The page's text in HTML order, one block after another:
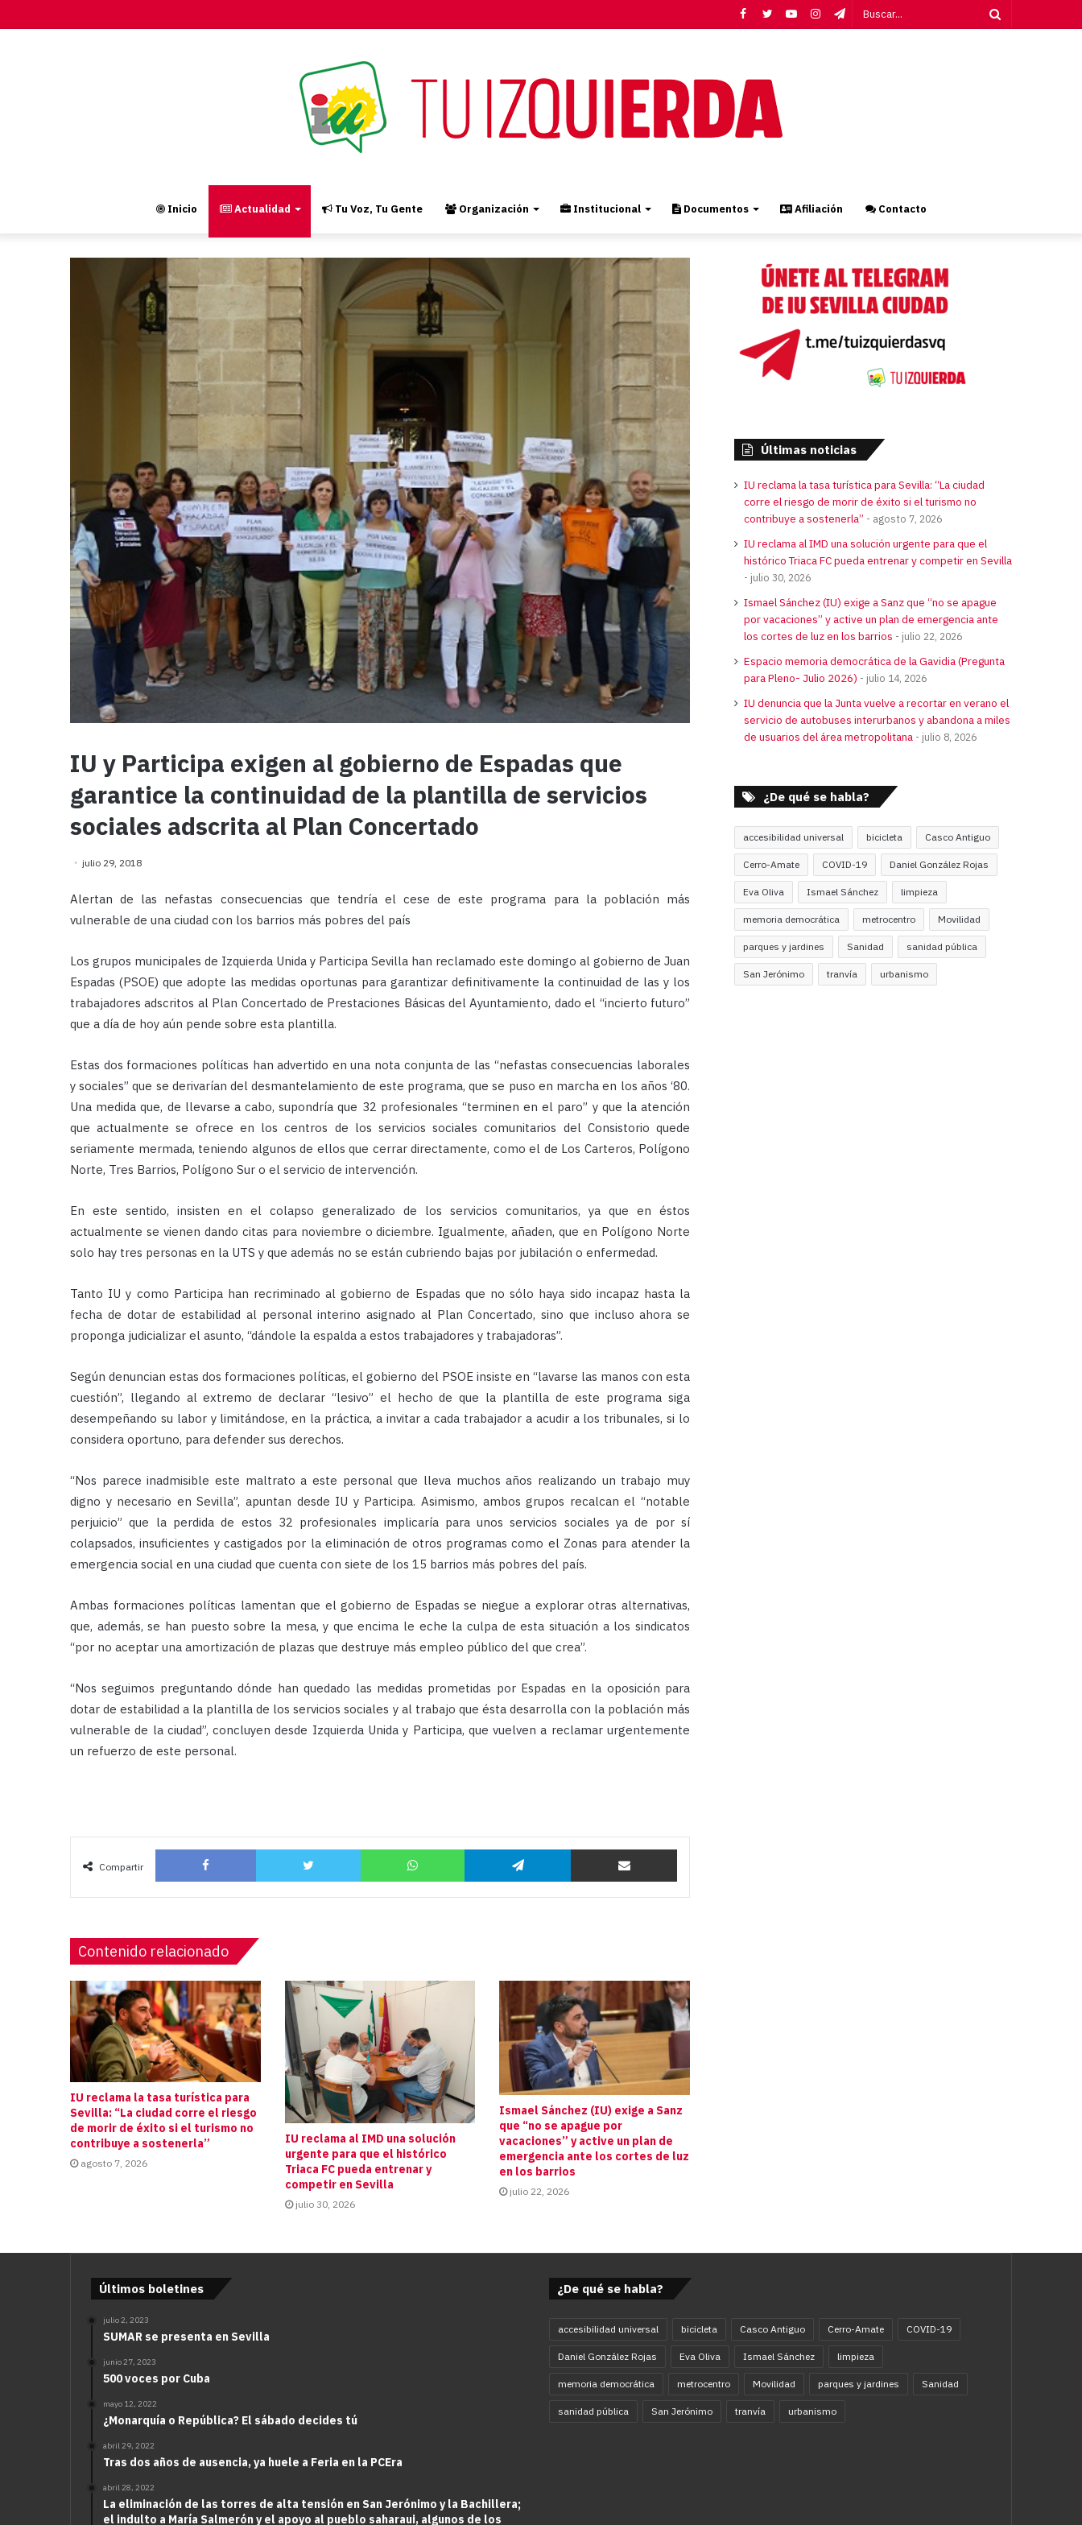
Telegram
Instagram
YouTube
Twitter
Facebook
Inicio Actualidad Tu Voz, Tu Gente Organización Institucional Documentos Afiliación Contacto
IU y Participa exigen al gobierno de Espadas que
garantice la continuidad de la plantilla de servicios
sociales adscrita al Plan Concertado
julio 29, 2018
Alertan de las nefastas consecuencias que tendría el cese de este programa para la población más
vulnerable de una ciudad con los barrios más pobres del país
Los grupos municipales de Izquierda Unida y Participa Sevilla han reclamado este domingo al gobierno de Juan
Espadas (PSOE) que adopte las medidas oportunas para garantizar definitivamente la continuidad de las y los
trabajadores adscritos al Plan Concertado de Prestaciones Básicas del Ayuntamiento, dado el “incierto futuro”
que a día de hoy aún pende sobre esta plantilla.
Estas dos formaciones políticas han advertido en una nota conjunta de las “nefastas consecuencias laborales
y sociales” que se derivarían del desmantelamiento de este programa, que se puso en marcha en los años ‘80.
Una medida que, de llevarse a cabo, supondría que 32 profesionales “terminen en el paro” y que la atención
que actualmente se ofrece en los centros de los servicios sociales comunitarios del Consistorio quede
seriamente mermada, teniendo algunos de ellos que cerrar directamente, como el de Los Carteros, Polígono
Norte, Tres Barrios, Polígono Sur o el servicio de intervención.
En este sentido, insisten en el colapso generalizado de los servicios comunitarios, ya que en éstos
actualmente se vienen dando citas para noviembre o diciembre. Igualmente, añaden, que en Polígono Norte
solo hay tres personas en la UTS y que además no se están cubriendo bajas por jubilación o enfermedad.
Tanto IU y como Participa han recriminado al gobierno de Espadas que no sólo haya sido incapaz hasta la
fecha de dotar de estabilidad al personal interino asignado al Plan Concertado, sino que incluso ahora se
proponga judicializar el asunto, “dándole la espalda a estos trabajadores y trabajadoras”.
Según denuncian estas dos formaciones políticas, el gobierno del PSOE insiste en “lavarse las manos con esta
cuestión”, llegando al extremo de declarar “lesivo” el hecho de que la plantilla de este programa siga
desempeñando su labor y limitándose, en la práctica, a invitar a cada trabajador a acudir a los tribunales, si lo
considera oportuno, para defender sus derechos.
“Nos parece inadmisible este maltrato a este personal que lleva muchos años realizando un trabajo muy
digno y necesario en Sevilla”, apuntan desde IU y Participa. Asimismo, ambos grupos recalcan el “notable
perjuicio” que la perdida de estos 32 profesionales implicaría para unos servicios sociales ya de por sí
colapsados, insuficientes y castigados por la eliminación de otros programas como el Zonas para atender la
emergencia social en una ciudad que cuenta con siete de los 15 barrios más pobres del país.
Ambas formaciones políticas lamentan que el gobierno de Espadas se niegue a explorar otras alternativas,
que, además, se han puesto sobre la mesa, y que encima le eche la culpa de esta situación a los sindicatos
“por no aceptar una amortización de plazas que destruye más empleo público del que crea”.
“Nos seguimos preguntando dónde han quedado las medidas prometidas por Espadas en la oposición para
dotar de estabilidad a la plantilla de los servicios sociales y al trabajo que ésta desarrolla con la población más
vulnerable de la ciudad”, concluyen desde Izquierda Unida y Participa, que vuelven a reclamar urgentemente
un refuerzo de este personal.
Compartir
Facebook Twitter WhatsApp Telegram Compartir por correo
Contenido relacionado
IU reclama la tasa turística para
Sevilla: “La ciudad corre el riesgo
de morir de éxito si el turismo no
contribuye a sostenerla”
agosto 7, 2026
IU reclama al IMD una solución
urgente para que el histórico
Triaca FC pueda entrenar y
competir en Sevilla
julio 30, 2026
Ismael Sánchez (IU) exige a Sanz
que “no se apague por
vacaciones” y active un plan de
emergencia ante los cortes de luz
en los barrios
julio 22, 2026
Últimas noticias
IU reclama la tasa turística para Sevilla: “La ciudad
corre el riesgo de morir de éxito si el turismo no
contribuye a sostenerla”
agosto 7, 2026
IU reclama al IMD una solución urgente para que el
histórico Triaca FC pueda entrenar y competir en Sevilla
julio 30, 2026
Ismael Sánchez (IU) exige a Sanz que “no se apague
por vacaciones” y active un plan de emergencia ante
los cortes de luz en los barrios
julio 22, 2026
Espacio memoria democrática de la Gavidia (Pregunta
para Pleno- Julio 2026)
julio 14, 2026
IU denuncia que la Junta vuelve a recortar en verano el
servicio de autobuses interurbanos y abandona a miles
de usuarios del área metropolitana
julio 8, 2026
¿De qué se habla?
accesibilidad universal bicicleta Casco Antiguo
Cerro-Amate COVID-19 Daniel González Rojas
Eva Oliva Ismael Sánchez limpieza
memoria democrática metrocentro Movilidad
parques y jardines Sanidad sanidad pública
San Jerónimo tranvía urbanismo
Últimos boletines
julio 2, 2023
SUMAR se presenta en Sevilla
junio 27, 2023
500 voces por Cuba
mayo 12, 2022
¿Monarquía o República? El sábado decides tú
abril 29, 2022
Tras dos años de ausencia, ya huele a Feria en la PCEra
abril 28, 2022
La eliminación de las torres de alta tensión en San Jerónimo y la Bachillera;
el indulto a María Salmerón y el apoyo al pueblo saharaui, algunos de los
¿De qué se habla?
accesibilidad universal bicicleta Casco Antiguo Cerro-Amate COVID-19
Daniel González Rojas Eva Oliva Ismael Sánchez limpieza
memoria democrática metrocentro Movilidad parques y jardines Sanidad
sanidad pública San Jerónimo tranvía urbanismo